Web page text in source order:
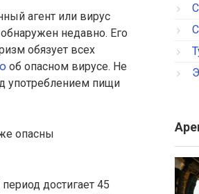
агент или вирус
недавно. Его
обязует всех
об опасном вирусе. Не
употреблением пищи
опасны
достигает 45